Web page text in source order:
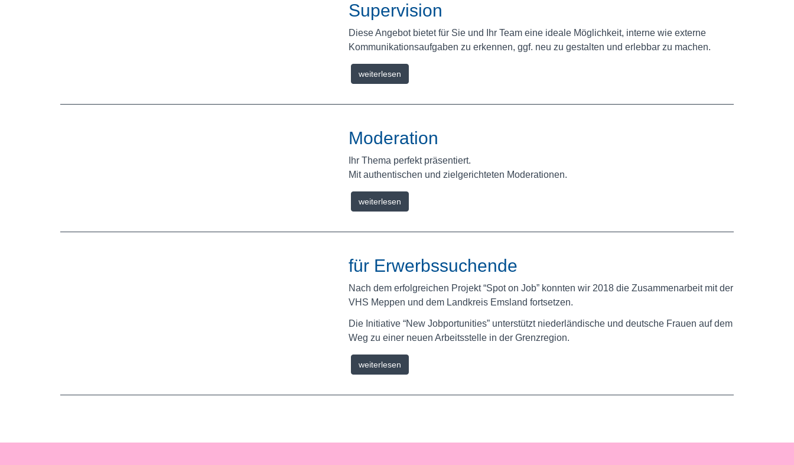
Supervision
Diese Angebot bietet für Sie und Ihr Team eine ideale Möglichkeit, interne wie externe
Kommunikationsaufgaben zu erkennen, ggf. neu zu gestalten und erlebbar zu machen.
weiterlesen
Moderation
Ihr Thema perfekt präsentiert.
Mit authentischen und zielgerichteten Moderationen.
weiterlesen
für Erwerbssuchende
Nach dem erfolgreichen Projekt “Spot on Job” konnten wir 2018 die Zusammenarbeit mit der
VHS Meppen und dem Landkreis Emsland fortsetzen.
Die Initiative “New Jobportunities” unterstützt niederländische und deutsche Frauen auf dem
Weg zu einer neuen Arbeitsstelle in der Grenzregion.
weiterlesen